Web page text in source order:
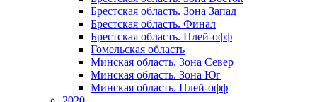
Брестская область. Зона Запад
Брестская область. Финал
Брестская область. Плей-офф
Гомельская область
Минская область. Зона Север
Минская область. Зона Юг
Минская область. Плей-офф